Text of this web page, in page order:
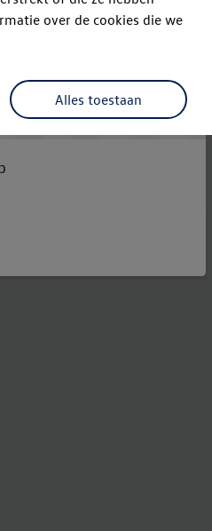
over de cookies die we
Alles toestaan